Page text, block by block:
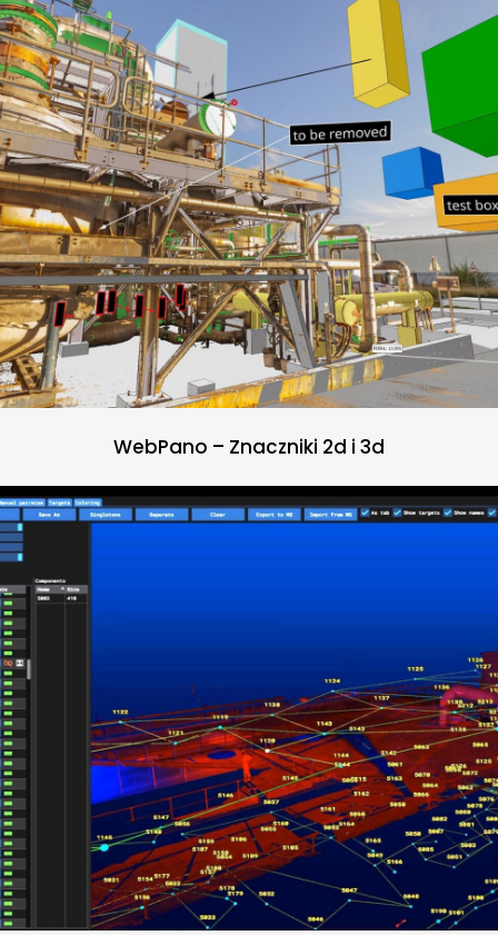
WebPano – Znaczniki 2d i 3d